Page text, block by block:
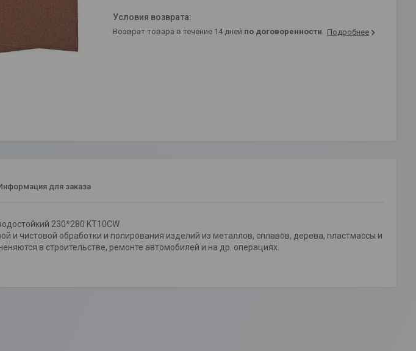
возврат товара в течение 14 дней по договоренности Подробнее
для заказа
230*280 KT10CW
и чистовой обработки и полирования изделий из металлов, сплавов, дерева, пластмассы и
в строительстве, ремонте автомобилей и на др. операциях.